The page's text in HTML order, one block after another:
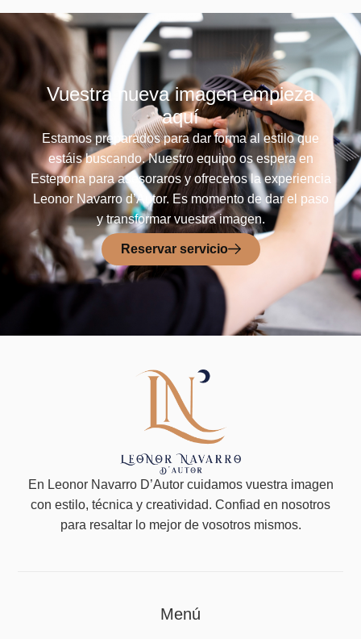
Vuestra nueva imagen empieza
aquí
Estamos preparados para dar forma al estilo que
estáis buscando. Nuestro equipo os espera en
Estepona para asesoraros y ofreceros la experiencia
Leonor Navarro d’Autor. Es momento de dar el paso
y transformar vuestra imagen.
Reservar servicio
En Leonor Navarro D’Autor cuidamos vuestra imagen
con estilo, técnica y creatividad. Confiad en nosotros
para resaltar lo mejor de vosotros mismos.
Menú